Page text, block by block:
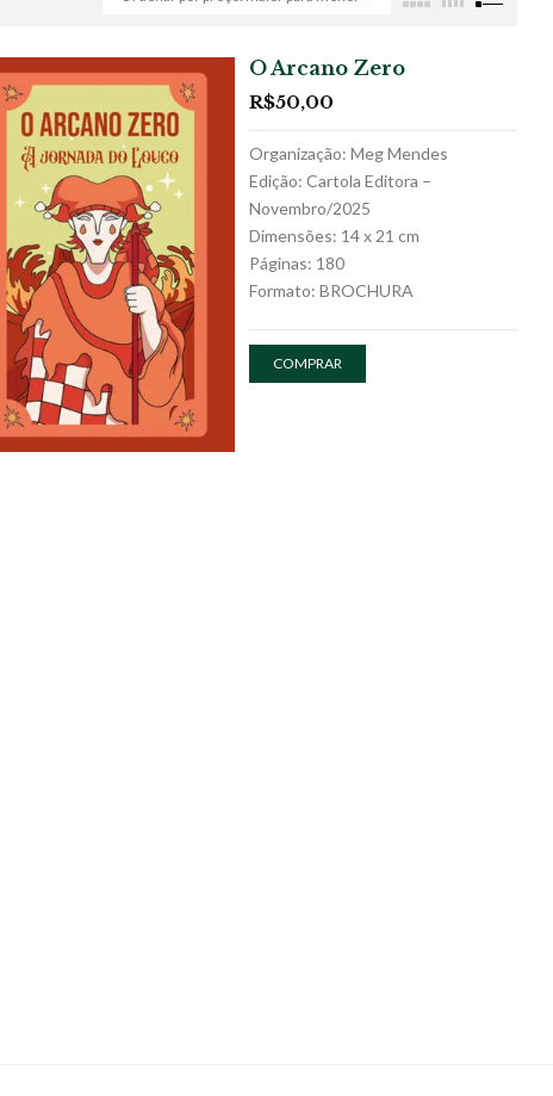
O Arcano Zero
R$50,00
Organização: Meg Mendes
Edição: Cartola Editora –
Novembro/2025
Dimensões: 14 x 21 cm
Páginas: 180
Formato: BROCHURA
COMPRAR